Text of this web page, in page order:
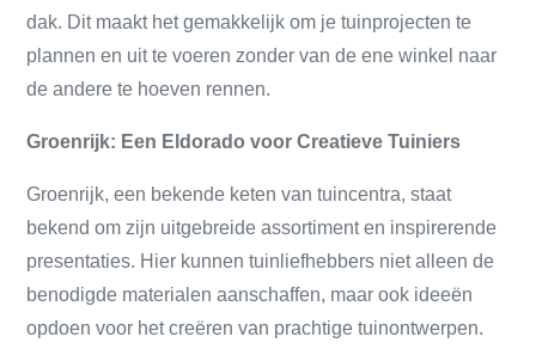
dak. Dit maakt het gemakkelijk om je tuinprojecten te
plannen en uit te voeren zonder van de ene winkel naar
de andere te hoeven rennen.
Groenrijk: Een Eldorado voor Creatieve Tuiniers
Groenrijk, een bekende keten van tuincentra, staat
bekend om zijn uitgebreide assortiment en inspirerende
presentaties. Hier kunnen tuinliefhebbers niet alleen de
benodigde materialen aanschaffen, maar ook ideeën
opdoen voor het creëren van prachtige tuinontwerpen.